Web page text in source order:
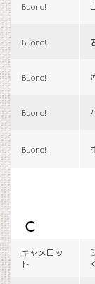
Buono!
Buono!
Buono!
Buono!
Buono!
c
キャメロッ
ト